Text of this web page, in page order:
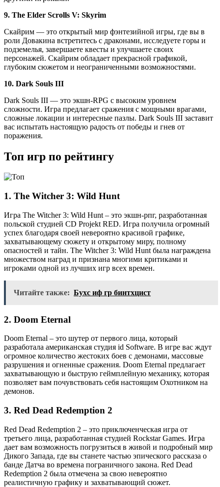
9. The Elder Scrolls V: Skyrim
Скайрим — это открытый мир фэнтезийной игры, где вы в
роли Довакина встретитесь с драконами, исследуете горы и
подземелья, завершаете квесты и улучшаете своих
персонажей. Скайрим обладает прекрасной графикой,
глубоким сюжетом и неограниченными возможностями.
10. Dark Souls III
Dark Souls III — это экшн-RPG с высоким уровнем
сложности. Игра предлагает сражения с мощными врагами,
сложные локации и интересные пазлы. Dark Souls III заставит
вас испытать настоящую радость от победы и гнев от
поражения.
Топ игр по рейтингу
1. The Witcher 3: Wild Hunt
Игра The Witcher 3: Wild Hunt – это экшн-рпг, разработанная
польской студией CD Projekt RED. Игра получила огромный
успех благодаря своей невероятно красивой графике,
захватывающему сюжету и открытому миру, полному
опасностей и тайн. The Witcher 3: Wild Hunt была награждена
множеством наград и признана многими критиками и
игроками одной из лучших игр всех времен.
Читайте также: Бухс иф гр бинтхцист
2. Doom Eternal
Doom Eternal – это шутер от первого лица, который
разработала американская студия id Software. В игре вас ждут
огромное количество жестоких боев с демонами, массовые
разрушения и огненные сражения. Doom Eternal предлагает
захватывающую и быструю геймплейную механику, которая
позволяет вам почувствовать себя настоящим Охотником на
демонов.
3. Red Dead Redemption 2
Red Dead Redemption 2 – это приключенческая игра от
третьего лица, разработанная студией Rockstar Games. Игра
дает вам возможность погрузиться в живой и подробный мир
Дикого Запада, где вы станете частью эпического рассказа о
банде Датча во времена пограничного закона. Red Dead
Redemption 2 была отмечена за свою невероятно
реалистичную графику и захватывающий сюжет.